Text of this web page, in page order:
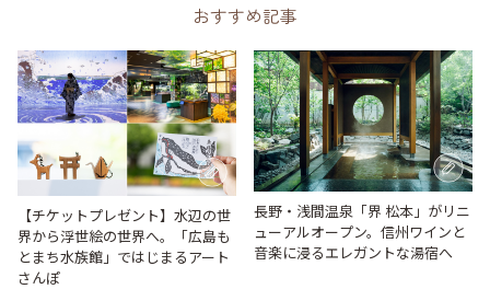
おすすめ記事
【チケットプレゼント】水辺の世
界から浮世絵の世界へ。「広島も
とまち水族館」ではじまるアート
さんぽ
長野・浅間温泉「界 松本」がリニ
ューアルオープン。信州ワインと
音楽に浸るエレガントな湯宿へ